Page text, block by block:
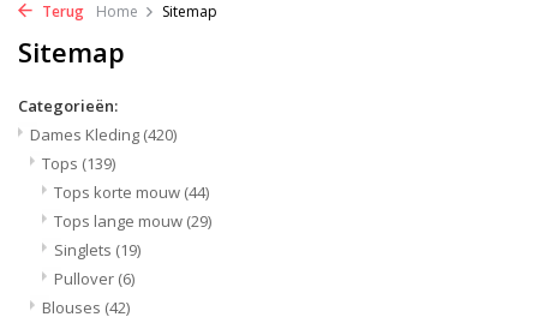
Terug Home Sitemap
Sitemap
Categorieën:
Dames Kleding (420)
Tops (139)
Tops korte mouw (44)
Tops lange mouw (29)
Singlets (19)
Pullover (6)
Blouses (42)